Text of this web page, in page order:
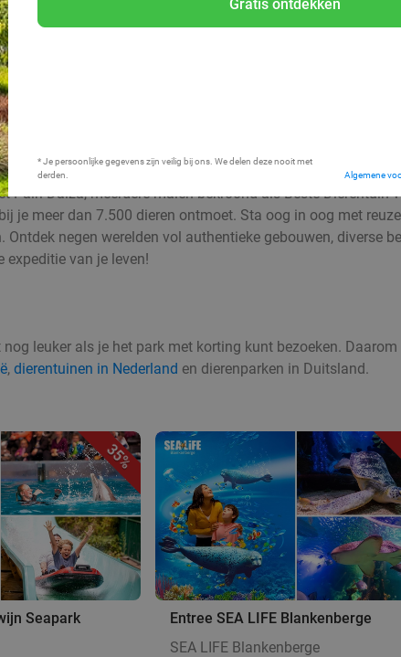
Gratis ontdekken
* Je persoonlijke gegevens zijn veilig bij ons. We delen deze nooit met
derden.
Algemene
Daiza, meerdere malen bekroond als Beste Dierentuin
meer dan 7.500 dieren ontmoet. Sta oog in oog met
negen werelden vol authentieke gebouwen, diverse
expeditie van je leven!
leuker als je het park met korting kunt bezoeken.
, dierentuinen in Nederland en dierenparken in Duitsland.
35%
Seapark
Entree SEA LIFE Blankenberge
SEA LIFE Blankenberge